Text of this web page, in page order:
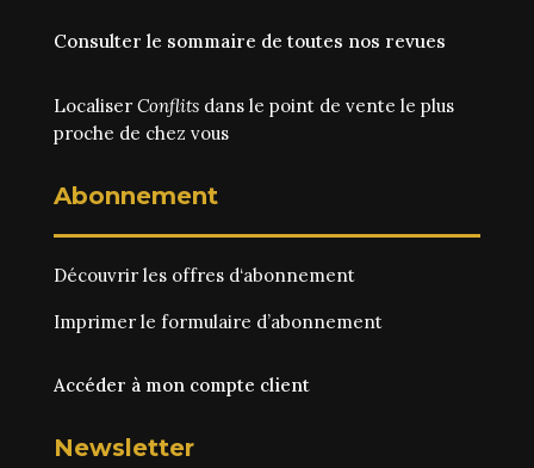
Consulter le sommaire de toutes nos revues
Localiser Conflitsdans le point de vente le plus
proche de chez vous
Abonnement
Découvrir les offres d‘abonnement
Imprimer le formulaire d’abonnement
Accéder à mon compte client
Newsletter